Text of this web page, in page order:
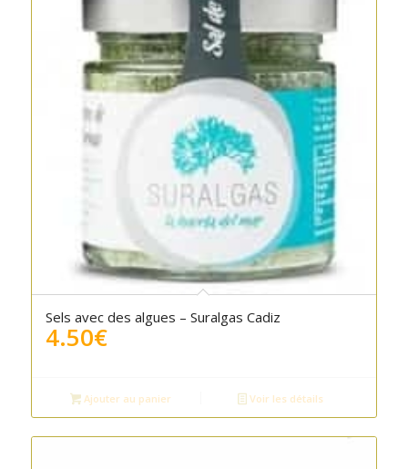
Sels avec des algues – Suralgas Cadiz
4.50€
Ajouter au panier Voir les détails